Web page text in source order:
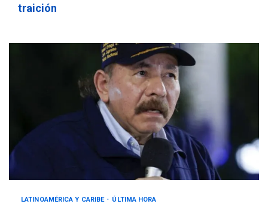
traición
LATINOAMÉRICA Y CARIBE ÚLTIMA HORA